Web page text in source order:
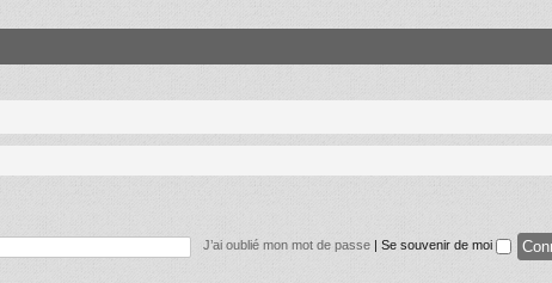
J’ai oublié mon mot de passe Se souvenir de moi